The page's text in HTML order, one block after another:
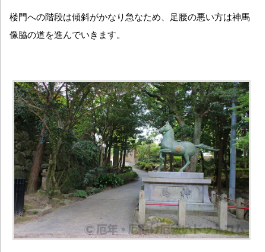
楼門への階段は傾斜がかなり急なため、足腰の悪い方は神馬
像脇の道を進んでいきます。